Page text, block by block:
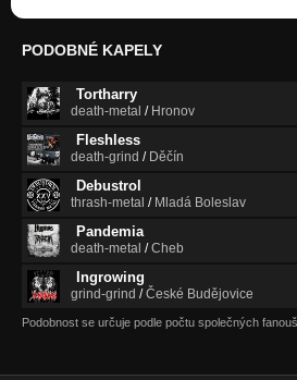
PODOBNÉ KAPELY
Tortharry
death-metal / Hronov
Fleshless
death-grind / Děčín
Debustrol
thrash-metal / Mladá Boleslav
Pandemia
death-metal /Cheb
Ingrowing
grind-grind /České Budějovice
Podobnost se určuje podle počtu společných